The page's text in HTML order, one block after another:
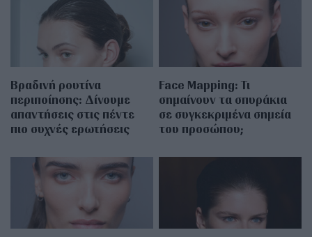
Βραδινή ρουτίνα
περιποίησης: Δίνουμε
απαντήσεις στις πέντε
πιο συχνές ερωτήσεις
Face Mapping: Τι
σημαίνουν τα σπυράκια
σε συγκεκριμένα σημεία
του προσώπου;